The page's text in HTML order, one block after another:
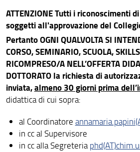
ATTENZIONE Tutti i riconoscimenti
soggetti all'approvazione del
Pertanto OGNI QUALVOLTA SI
CORSO, SEMINARIO, SCUOLA,
RICOMPRESO/A NELL’OFFERTA
DOTTORATO la richiesta di
inviata,almeno 30 giorni prima
didattica di cui sopra:
al Coordinatore
in cc al Supervisore
in cc alla Segreteria